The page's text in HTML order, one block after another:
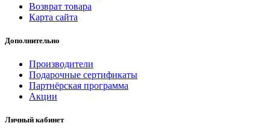
Возврат товара
Карта сайта
Дополнительно
Производители
Подарочные сертификаты
Партнёрская программа
Акции
Личный кабинет